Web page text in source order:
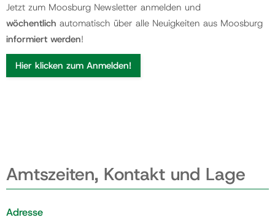
Jetzt zum Moosburg Newsletter anmelden und
wöchentlich automatisch über alle Neuigkeiten aus Moosburg
informiert werden!
Hier klicken zum Anmelden!
Amtszeiten, Kontakt und Lage
Adresse